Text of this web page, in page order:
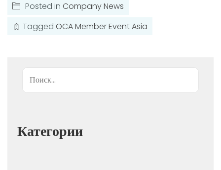
Posted in Company News
Tagged OCA Member Event Asia
Поиск
Категории